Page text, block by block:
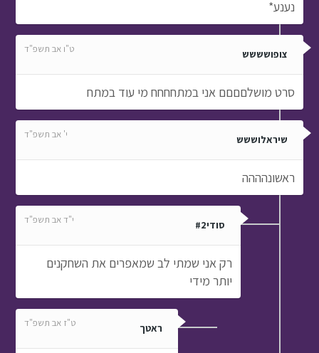
נענע*
צופושששש ט"ו אב תשפ"ד
סרט מושלםםםם אני במתחחחח מי עוד במתח
שיראלוששש י' אב תשפ"ד
ראשונהההה
סודי#2 י"ד אב תשפ"ד
רק אני שמתי לב שמאפרים את השחקנים
יותר מידי
ראטך ט"ז אב תשפ"ד